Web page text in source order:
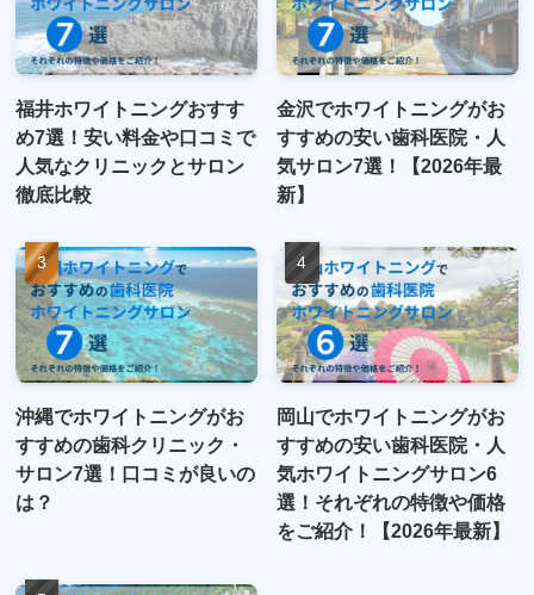
福井ホワイトニングおすす
め7選！安い料金や口コミで
人気なクリニックとサロン
徹底比較
金沢でホワイトニングがお
すすめの安い歯科医院・人
気サロン7選！【2026年最
新】
沖縄でホワイトニングがお
すすめの歯科クリニック・
サロン7選！口コミが良いの
は？
岡山でホワイトニングがお
すすめの安い歯科医院・人
気ホワイトニングサロン6
選！それぞれの特徴や価格
をご紹介！【2026年最新】